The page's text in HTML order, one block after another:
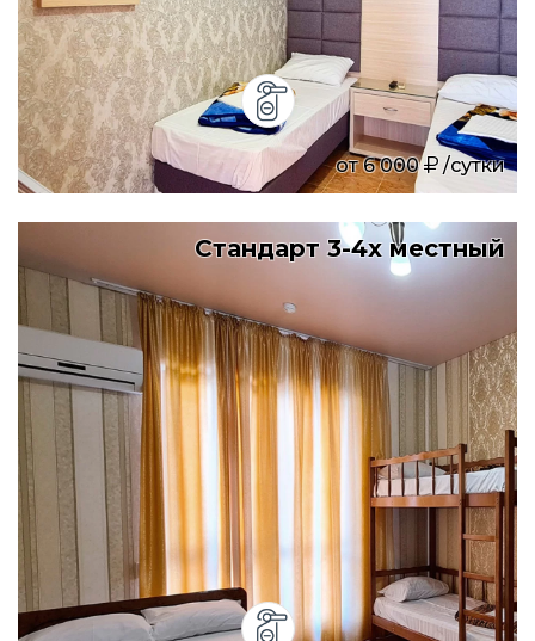
от 6 000 /сутки
Стандарт 3-4х местный